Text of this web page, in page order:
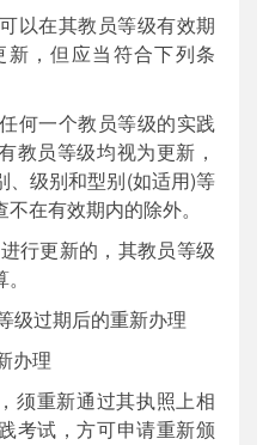
以在其教员等级有效期
，但应当符合下列条
何一个教员等级的实践
教员等级均视为更新，
、级别和型别(如适用)等
在有效期内的除外。
行更新的，其教员等级
级过期后的重新办理
办理
须重新通过其执照上相
考试，方可申请重新颁